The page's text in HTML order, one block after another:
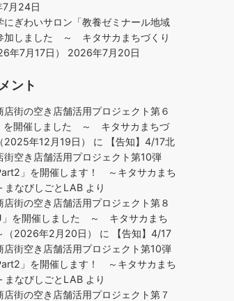
月24日
にぎわいサロン「教養ゼミナール地域
加しました ～ キタサカまちづくり
7月17日）
2026年7月20日
ント
店街の空き店舗活用プロジェクト第６
を開催しました ～ キタサカまちづ
年12月19日）
に
【告知】4/17北
街空き店舗活用プロジェクト第10弾
」を開催します！ ～キタサカまち
まなびしごとLAB より
店街の空き店舗活用プロジェクト第８
」を開催しました ～ キタサカまち
2026年2月20日）
に
【告知】4/17
店街空き店舗活用プロジェクト第10弾
」を開催します！ ～キタサカまち
まなびしごとLAB より
店街の空き店舗活用プロジェクト第７